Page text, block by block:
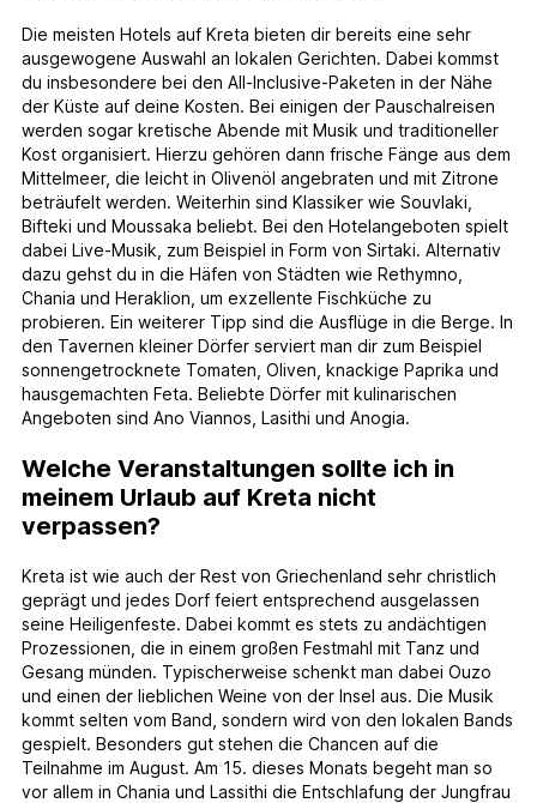
Die meisten Hotels auf Kreta bieten dir bereits eine sehr
ausgewogene Auswahl an lokalen Gerichten. Dabei kommst
du insbesondere bei den All-Inclusive-Paketen in der Nähe
der Küste auf deine Kosten. Bei einigen der Pauschalreisen
werden sogar kretische Abende mit Musik und traditioneller
Kost organisiert. Hierzu gehören dann frische Fänge aus dem
Mittelmeer, die leicht in Olivenöl angebraten und mit Zitrone
beträufelt werden. Weiterhin sind Klassiker wie Souvlaki,
Bifteki und Moussaka beliebt. Bei den Hotelangeboten spielt
dabei Live-Musik, zum Beispiel in Form von Sirtaki. Alternativ
dazu gehst du in die Häfen von Städten wie Rethymno,
Chania und Heraklion, um exzellente Fischküche zu
probieren. Ein weiterer Tipp sind die Ausflüge in die Berge. In
den Tavernen kleiner Dörfer serviert man dir zum Beispiel
sonnengetrocknete Tomaten, Oliven, knackige Paprika und
hausgemachten Feta. Beliebte Dörfer mit kulinarischen
Angeboten sind Ano Viannos, Lasithi und Anogia.
Welche Veranstaltungen sollte ich in
meinem Urlaub auf Kreta nicht
verpassen?
Kreta ist wie auch der Rest von Griechenland sehr christlich
geprägt und jedes Dorf feiert entsprechend ausgelassen
seine Heiligenfeste. Dabei kommt es stets zu andächtigen
Prozessionen, die in einem großen Festmahl mit Tanz und
Gesang münden. Typischerweise schenkt man dabei Ouzo
und einen der lieblichen Weine von der Insel aus. Die Musik
kommt selten vom Band, sondern wird von den lokalen Bands
gespielt. Besonders gut stehen die Chancen auf die
Teilnahme im August. Am 15. dieses Monats begeht man so
vor allem in Chania und Lassithi die Entschlafung der Jungfrau